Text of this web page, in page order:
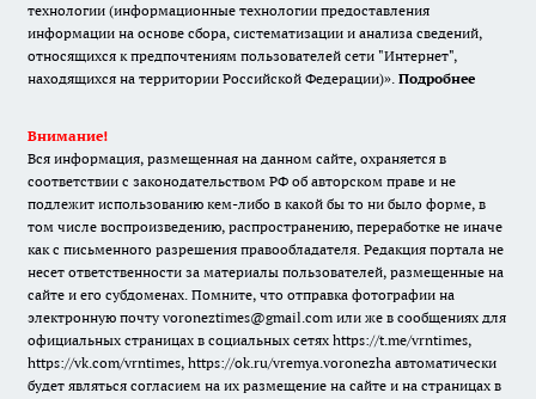
технологии (информационные технологии предоставления
информации на основе сбора, систематизации и анализа сведений,
относящихся к предпочтениям пользователей сети "Интернет",
находящихся на территории Российской Федерации)». Подробнее
Внимание!
Вся информация, размещенная на данном сайте, охраняется в
соответствии с законодательством РФ об авторском праве и не
подлежит использованию кем-либо в какой бы то ни было форме, в
том числе воспроизведению, распространению, переработке не иначе
как с письменного разрешения правообладателя. Редакция портала не
несет ответственности за материалы пользователей, размещенные на
сайте и его субдоменах. Помните, что отправка фотографии на
электронную почту voroneztimes@gmail.com или же в сообщениях для
официальных страницах в социальных сетях https://t.me/vrntimes,
https://vk.com/vrntimes, https://ok.ru/vremya.voronezha автоматически
будет являться согласием на их размещение на сайте и на страницах в